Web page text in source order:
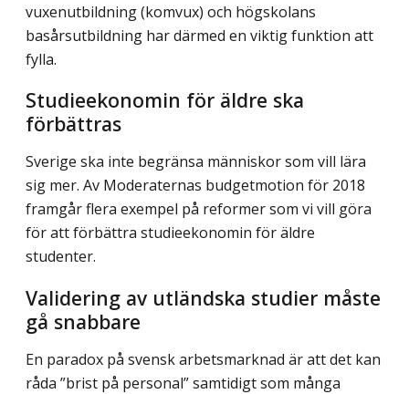
vuxenutbildning (komvux) och högskolans
basårsutbildning har därmed en viktig funktion att
fylla.
Studieekonomin för äldre ska
förbättras
Sverige ska inte begränsa människor som vill lära
sig mer. Av Moderaternas budgetmotion för 2018
framgår flera exempel på reformer som vi vill göra
för att förbättra studieekonomin för äldre
studenter.
Validering av utländska studier måste
gå snabbare
En paradox på svensk arbetsmarknad är att det kan
råda ”brist på personal” samtidigt som många